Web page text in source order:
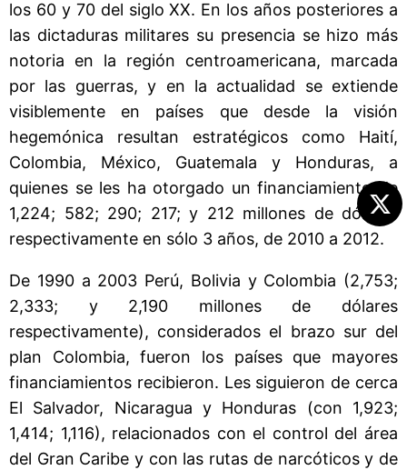
los 60 y 70 del siglo XX. En los años posteriores a
las dictaduras militares su presencia se hizo más
notoria en la región centroamericana, marcada
por las guerras, y en la actualidad se extiende
visiblemente en países que desde la visión
hegemónica resultan estratégicos como Haití,
Colombia, México, Guatemala y Honduras, a
quienes se les ha otorgado un financiamiento de
1,224; 582; 290; 217; y 212 millones de dólares
respectivamente en sólo 3 años, de 2010 a 2012.
De 1990 a 2003 Perú, Bolivia y Colombia (2,753;
2,333; y 2,190 millones de dólares
respectivamente), considerados el brazo sur del
plan Colombia, fueron los países que mayores
financiamientos recibieron. Les siguieron de cerca
El Salvador, Nicaragua y Honduras (con 1,923;
1,414; 1,116), relacionados con el control del área
del Gran Caribe y con las rutas de narcóticos y de